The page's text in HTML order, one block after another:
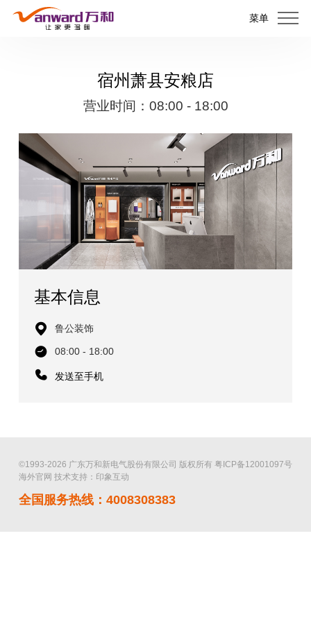
菜单
宿州萧县安粮店
营业时间：08:00 - 18:00
基本信息
鲁公装饰
08:00 - 18:00
发送至手机
©1993-2026 广东万和新电气股份有限公司 版权所有 粤ICP备12001097号
海外官网 技术支持：印象互动
全国服务热线：4008308383